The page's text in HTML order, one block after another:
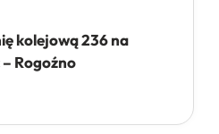
kolejową 236 na
Rogoźno